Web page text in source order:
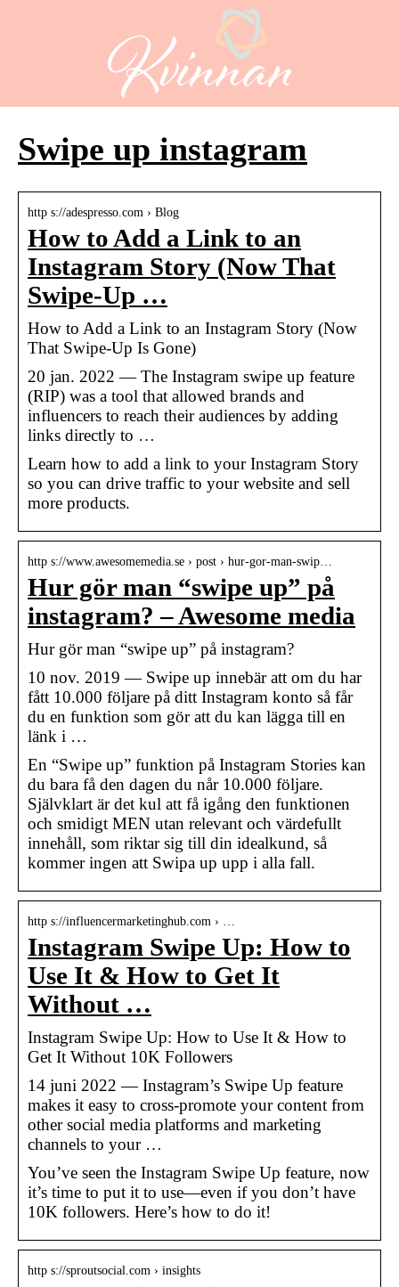
Swipe up instagram
http s://adespresso.com › Blog
How to Add a Link to an
Instagram Story (Now That
Swipe-Up …
How to Add a Link to an Instagram Story (Now
That Swipe-Up Is Gone)
20 jan. 2022 — The Instagram swipe up feature
(RIP) was a tool that allowed brands and
influencers to reach their audiences by adding
links directly to …
Learn how to add a link to your Instagram Story
so you can drive traffic to your website and sell
more products.
http s://www.awesomemedia.se › post › hur-gor-man-swip…
Hur gör man “swipe up” på
instagram? – Awesome media
Hur gör man “swipe up” på instagram?
10 nov. 2019 — Swipe up innebär att om du har
fått 10.000 följare på ditt Instagram konto så får
du en funktion som gör att du kan lägga till en
länk i …
En “Swipe up” funktion på Instagram Stories kan
du bara få den dagen du når 10.000 följare.
Självklart är det kul att få igång den funktionen
och smidigt MEN utan relevant och värdefullt
innehåll, som riktar sig till din idealkund, så
kommer ingen att Swipa up upp i alla fall.
http s://influencermarketinghub.com › …
Instagram Swipe Up: How to
Use It & How to Get It
Without …
Instagram Swipe Up: How to Use It & How to
Get It Without 10K Followers
14 juni 2022 — Instagram’s Swipe Up feature
makes it easy to cross-promote your content from
other social media platforms and marketing
channels to your …
You’ve seen the Instagram Swipe Up feature, now
it’s time to put it to use—even if you don’t have
10K followers. Here’s how to do it!
http s://sproutsocial.com › insights